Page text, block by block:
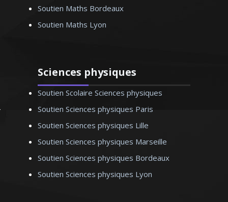
personnalisé et de qualité
Monsieur S. Bernard - Professeur de
physique/chimie - Lille
Soutien Maths Bordeaux
Soutien Maths Lyon
Sciences physiques
Soutien Scolaire Sciences physiques
Soutien Sciences physiques Paris
Soutien Sciences physiques Lille
Soutien Sciences physiques Marseille
Soutien Sciences physiques Bordeaux
Soutien Sciences physiques Lyon